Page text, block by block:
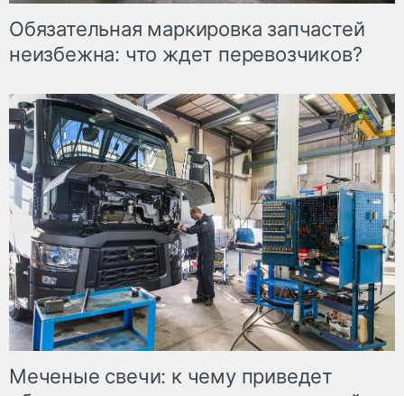
Обязательная маркировка запчастей
неизбежна: что ждет перевозчиков?
Меченые свечи: к чему приведет